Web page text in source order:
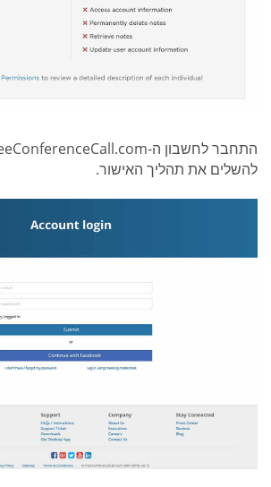
להשלים את תהליך האישור.